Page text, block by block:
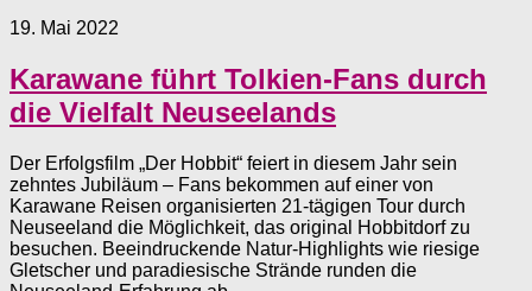
19. Mai 2022
Karawane führt Tolkien-Fans durch
die Vielfalt Neuseelands
Der Erfolgsfilm „Der Hobbit“ feiert in diesem Jahr sein
zehntes Jubiläum – Fans bekommen auf einer von
Karawane Reisen organisierten 21-tägigen Tour durch
Neuseeland die Möglichkeit, das original Hobbitdorf zu
besuchen. Beeindruckende Natur-Highlights wie riesige
Gletscher und paradiesische Strände runden die